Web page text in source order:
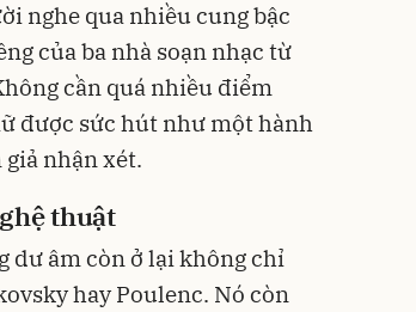
nghe qua nhiều cung bậc
của ba nhà soạn nhạc từ
cần quá nhiều điểm
được sức hút như một hành
nhận xét.
thuật
dư âm còn ở lại không chỉ
hay Poulenc. Nó còn